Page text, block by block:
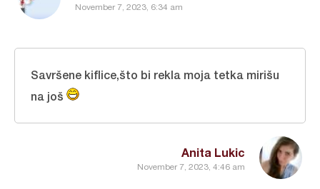
November 7, 2023, 6:34 am
Anita Lukic
November 7, 2023, 4:46 am
Savršene kiflice,što bi rekla moja tetka mirišu
na još